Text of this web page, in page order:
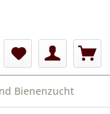
Bienenzucht